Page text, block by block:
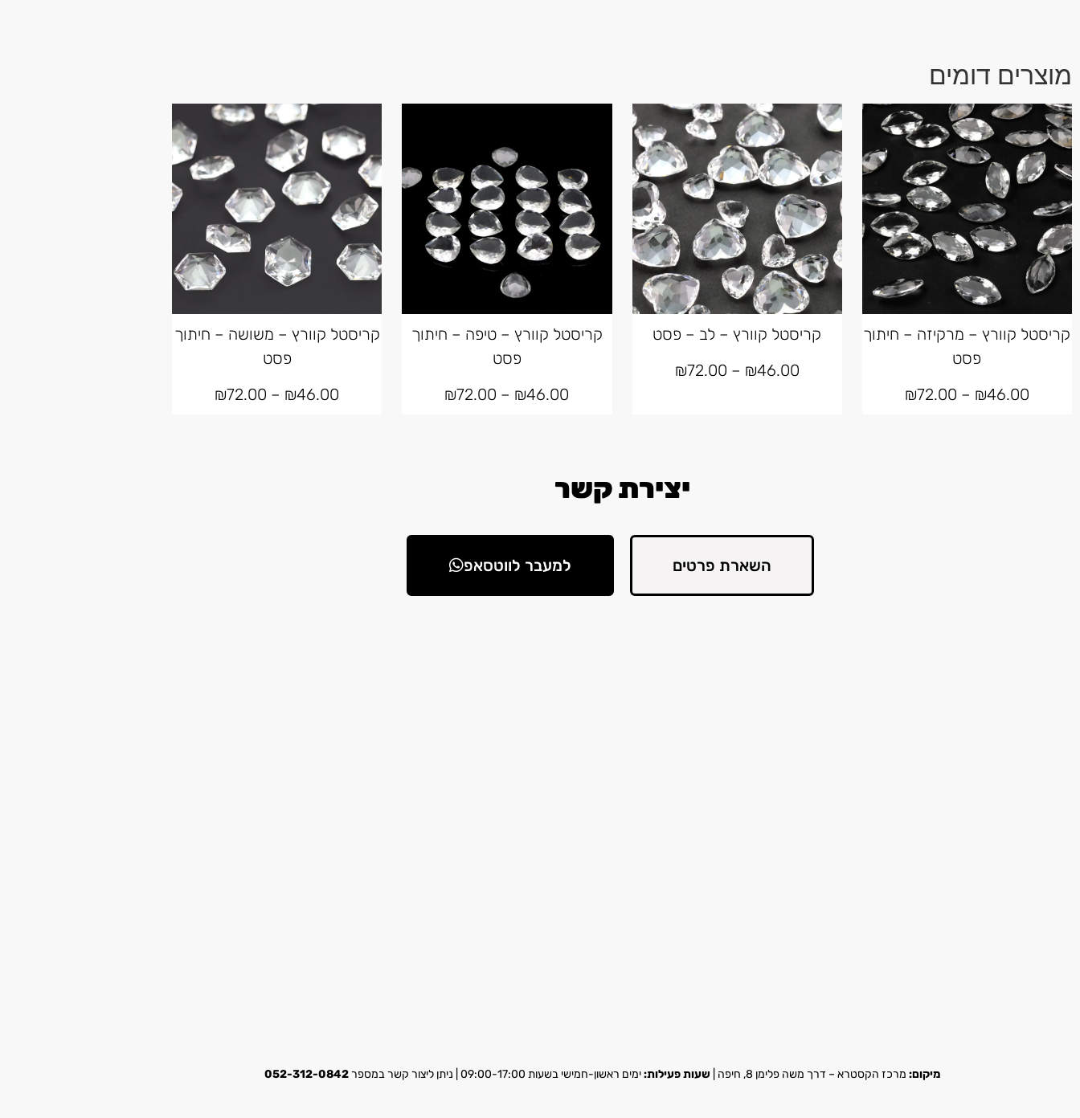
מוצרים דומים
קריסטל קוורץ – מרקיזה – חיתוך
פסט
₪46.00
–
₪72.00
קריסטל קוורץ – לב – פסט
₪46.00
–
₪72.00
קריסטל קוורץ – טיפה – חיתוך
פסט
₪46.00
–
₪72.00
קריסטל קוורץ – משושה – חיתוך
פסט
₪46.00
–
₪72.00
יצירת קשר
השארת פרטים למעבר לווטסאפ
מיקום: מרכז הקסטרא – דרך משה פלימן 8, חיפה | שעות פעילות:ימים ראשון-חמישי בשעות 09:00-17:00 | ניתן ליצור קשר במספר 052-312-0842